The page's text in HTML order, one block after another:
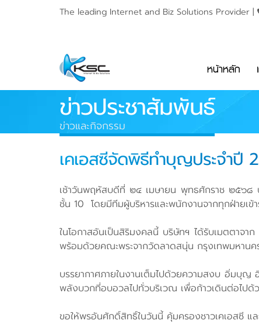
The leading Internet and Biz Solutions Provider |
หน้าหลัก
ข่าวประชาสัมพันธ์
ข่าวและกิจกรรม
เคเอสซีจัดพิธีทำบุญประจำปี
เช้าวันพฤหัสบดีที่ ๒๔ เมษายน พุทธศักราช ๒๕๖๘
ชั้น 10 โดยมีทีมผู้บริหารและพนักงานจากทุกฝ่ายเข้
ในโอกาสอันเป็นสิริมงคลนี้ บริษัทฯ ได้รับเมตตาจ
พร้อมด้วยคณะพระจากวัดลาดสนุ่น กรุงเทพมหาน
บรรยากาศภายในงานเต็มไปด้วยความสงบ อิ่มบุญ
พลังบวกที่อบอวลไปทั่วบริเวณ เพื่อก้าวเดินต่อไปด้
ขอให้พรอันศักดิ์สิทธิ์ในวันนี้ คุ้มครองชาวเคเอสซี